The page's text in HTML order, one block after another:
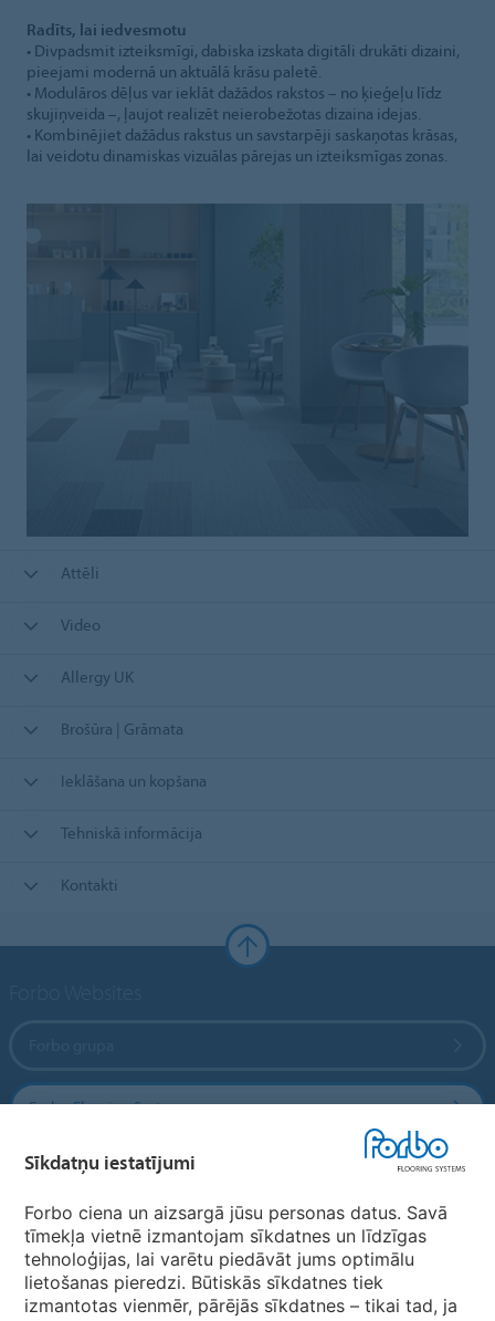
Radīts, lai iedvesmotu
• Divpadsmit izteiksmīgi, dabiska izskata digitāli drukāti dizaini,
pieejami modernā un aktuālā krāsu paletē.
• Modulāros dēļus var ieklāt dažādos rakstos – no ķieģeļu līdz
skujiņveida –, ļaujot realizēt neierobežotas dizaina idejas.
• Kombinējiet dažādus rakstus un savstarpēji saskaņotas krāsas,
lai veidotu dinamiskas vizuālas pārejas un izteiksmīgas zonas.
Attēli
Video
Allergy UK
Brošūra | Grāmata
Ieklāšana un kopšana
Tehniskā informācija
Kontakti
Forbo Flooring Systems
Forbo Movement Systems
Valstu mājas lapas
Sīkdatņu iestatījumi
Forbo ciena un aizsargā jūsu personas datus. Savā
tīmekļa vietnē izmantojam sīkdatnes un līdzīgas
tehnoloģijas, lai varētu piedāvāt jums optimālu
lietošanas pieredzi. Būtiskās sīkdatnes tiek
izmantotas vienmēr, pārējās sīkdatnes – tikai tad, ja